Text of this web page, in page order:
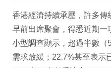
香港經濟持續承壓，許多
早前出席聚會，得悉近期一
小型調查顯示，超過半數（
需求放緩；22.7%甚至表示